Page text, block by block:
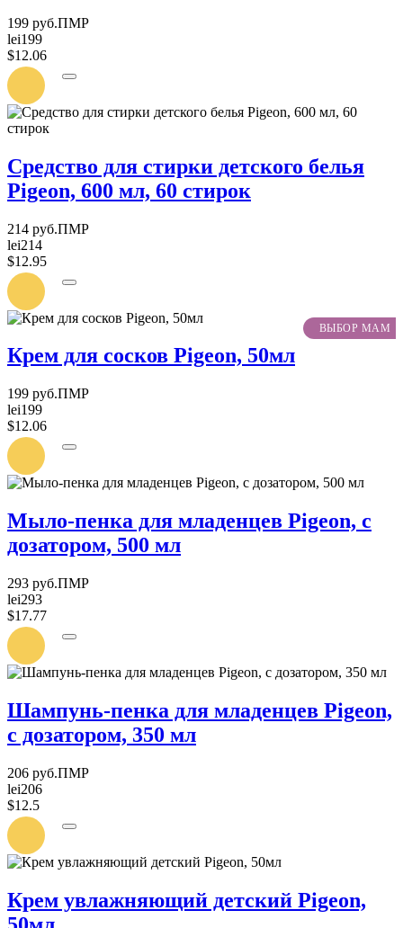
199 руб.ПМР
lei199
$12.06
УВЕДОМИТЬ
ПОСТУПЛЕНИИ
Средство для стирки детского белья
Pigeon, 600 мл, 60 стирок
214 руб.ПМР
lei214
$12.95
УВЕДОМИТЬ
ПОСТУПЛЕНИИ
ВЫБОР МАМ
Крем для сосков Pigeon, 50мл
199 руб.ПМР
lei199
$12.06
УВЕДОМИТЬ
ПОСТУПЛЕНИИ
Мыло-пенка для младенцев Pigeon, с
дозатором, 500 мл
293 руб.ПМР
lei293
$17.77
УВЕДОМИТЬ
ПОСТУПЛЕНИИ
Шампунь-пенка для младенцев Pigeon,
с дозатором, 350 мл
206 руб.ПМР
lei206
$12.5
УВЕДОМИТЬ
ПОСТУПЛЕНИИ
Крем увлажняющий детский Pigeon,